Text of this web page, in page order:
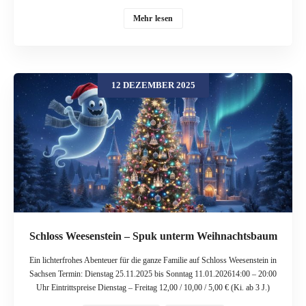
hartenfels.de/veranstaltungen Von Freitag, den 12. Dezember bis Sonntag,
passenden Weihnachtsgeschenk und erleben dabei das Flair einer
wunderbaren Stadt. Begleitet durch den Duft von köstlichem Glühwein und
gebratenen oder gebackenen Leckereien der Region können sie auch durch die
Stadt bummeln. Verpassen sie nicht den Weihnachtsmann, der täglich
vorbeischaut und die kleinen Besucher beglückt. Am Samstag, den 13.
Dezember werden Glühwein-Schlossführungen angeboten. Am Sonntag, den
14. Dezember lädt die evangelische Kirchengemeinde Torgau um 12 Uhr zum
gemeinsamen Weihnachtsliedersingen in die Schlosskapelle ein. Um 14.30
Uhr sorgen Bläserklänge im Großen Wendelstein für festliche
Weihnachtsstimmung.
Mehr lesen
12 DEZEMBER 2025
Schloss Weesenstein – Spuk unterm Weihnachtsbaum
Ein lichterfrohes Abenteuer für die ganze Familie auf Schloss Weesenstein in
Sachsen Termin: Dienstag 25.11.2025 bis Sonntag 11.01.202614:00 – 20:00
Uhr Eintrittspreise Dienstag – Freitag 12,00 / 10,00 / 5,00 € (Ki. ab 3 J.)